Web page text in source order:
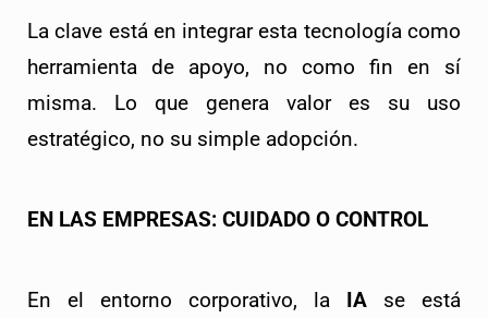
La clave está en integrar esta tecnología como
herramienta de apoyo, no como fin en sí
misma. Lo que genera valor es su uso
estratégico, no su simple adopción.
EN LAS EMPRESAS: CUIDADO O CONTROL
En el entorno corporativo, la IA se está